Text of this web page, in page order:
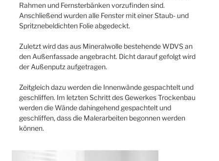
Rahmen und Fernsterbänken vorzufinden sind.
Anschließend wurden alle Fenster mit einer Staub- und
Spritznebeldichten Folie abgedeckt.
Zuletzt wird das aus Mineralwolle bestehende WDVS an
den Außenfassade angebracht. Dicht darauf gefolgt wird
der Außenputz aufgetragen.
Zeitgleich dazu werden die Innenwände gespachtelt und
geschliffen. Im letzten Schritt des Gewerkes Trockenbau
werden die Wände dahingehend gespachtelt und
geschliffen, dass die Malerarbeiten begonnen werden
können.